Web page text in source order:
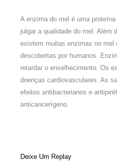
A enzima do mel é uma
julgar a qualidade do mel. Além
existem muitas enzimas no mel
descobertas por humanos.
retardar o envelhecimento. Os
doenças cardiovasculares. As
efeitos antibacterianos e
anticancerígeno.
Deixe Um Replay